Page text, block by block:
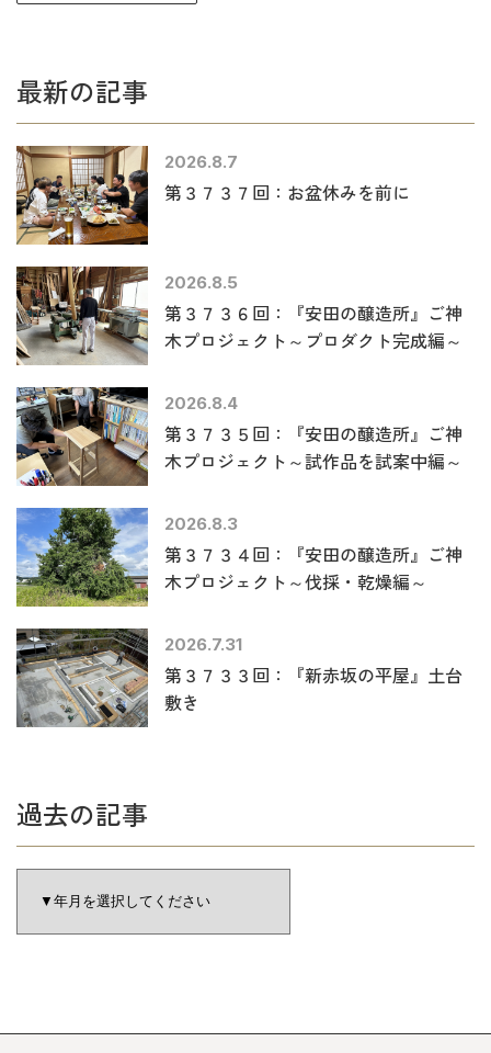
最新の記事
2026.8.7
第３７３７回：お盆休みを前に
2026.8.5
第３７３６回：『安田の醸造所』ご神
木プロジェクト～プロダクト完成編～
2026.8.4
第３７３５回：『安田の醸造所』ご神
木プロジェクト～試作品を試案中編～
2026.8.3
第３７３４回：『安田の醸造所』ご神
木プロジェクト～伐採・乾燥編～
2026.7.31
第３７３３回：『新赤坂の平屋』土台
敷き
過去の記事